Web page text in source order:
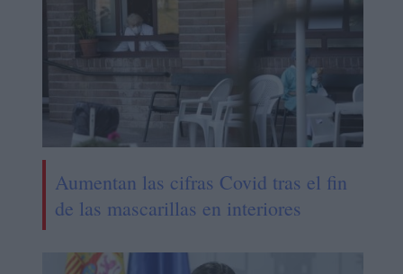
Aumentan las cifras Covid tras el fin
de las mascarillas en interiores